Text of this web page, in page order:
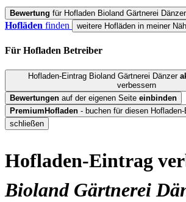
Bewertung für Hofladen Bioland Gärtnerei
Hofläden finden weitere Hofläden in meiner
Für Hofladen Betreiber
Hofladen-Eintrag Bioland Gärtnerei Dänzer
verbessern
Bewertungen auf der eigenen Seite einbinden
PremiumHofladen - buchen für diesen
schließen
Hofladen-Eintrag
Bioland Gärtnerei